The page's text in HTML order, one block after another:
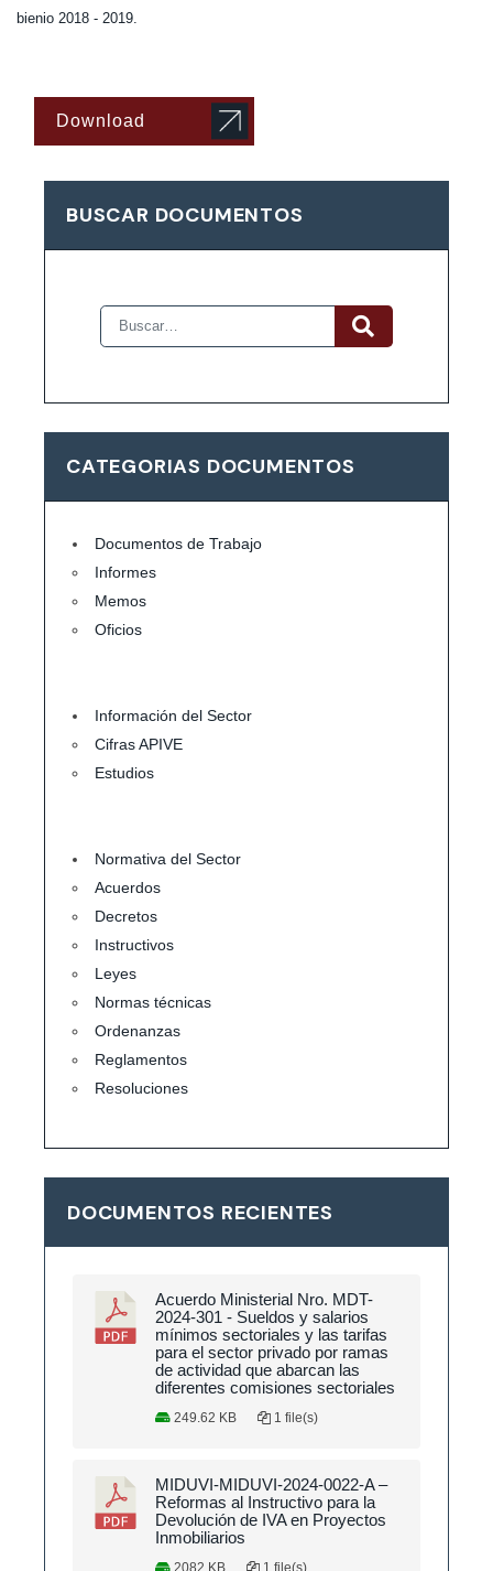
bienio 2018 - 2019.
Download
BUSCAR DOCUMENTOS
CATEGORIAS DOCUMENTOS
Documentos de Trabajo
Informes
Memos
Oficios
Información del Sector
Cifras APIVE
Estudios
Normativa del Sector
Acuerdos
Decretos
Instructivos
Leyes
Normas técnicas
Ordenanzas
Reglamentos
Resoluciones
DOCUMENTOS RECIENTES
Acuerdo Ministerial Nro. MDT-
2024-301 - Sueldos y salarios
mínimos sectoriales y las tarifas
para el sector privado por ramas
de actividad que abarcan las
diferentes comisiones sectoriales
249.62 KB 1 file(s)
MIDUVI-MIDUVI-2024-0022-A –
Reformas al Instructivo para la
Devolución de IVA en Proyectos
Inmobiliarios
2082 KB 1 file(s)